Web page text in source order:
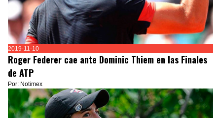
2019-11-10
Roger Federer cae ante Dominic Thiem en las Finales
de ATP
Por: Notimex